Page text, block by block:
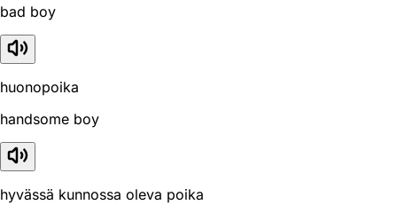
bad boy
huonopoika
handsome boy
hyvässä kunnossa oleva poika